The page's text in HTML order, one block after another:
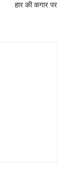
हार की कगार पर